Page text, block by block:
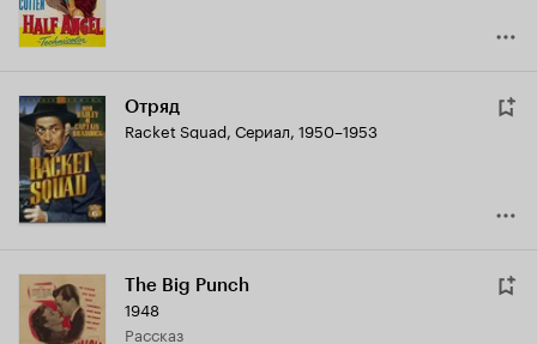
Отряд
Racket Squad, Сериал, 1950–1953
The Big Punch
1948
рассказ